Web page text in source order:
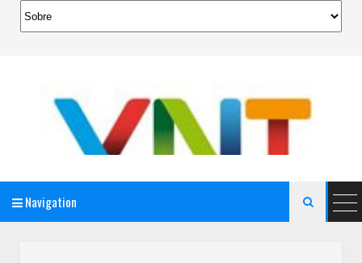
Navigation 